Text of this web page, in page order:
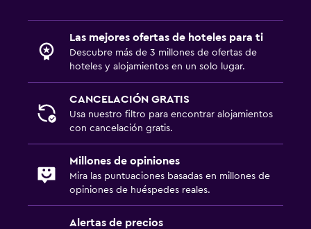
Las mejores ofertas de hoteles para ti
Descubre más de 3 millones de ofertas de
hoteles y alojamientos en un solo lugar.
CANCELACIÓN GRATIS
Usa nuestro filtro para encontrar alojamientos
con cancelación gratis.
Millones de opiniones
Mira las puntuaciones basadas en millones de
opiniones de huéspedes reales.
Alertas de precios